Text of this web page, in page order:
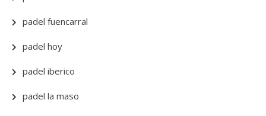
padel fuencarral
padel hoy
padel iberico
padel la maso